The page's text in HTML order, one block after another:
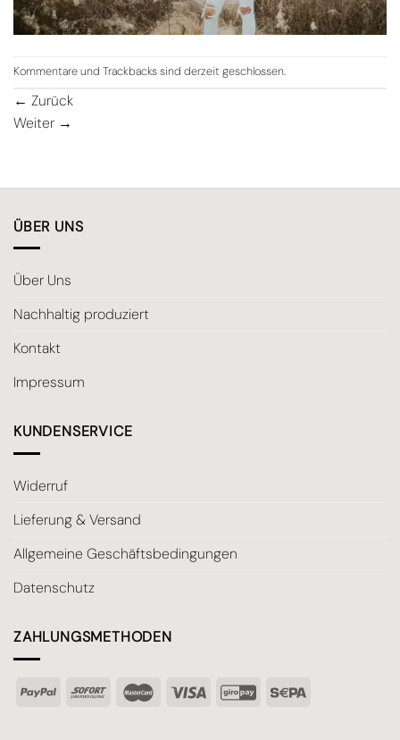
Kommentare und Trackbacks sind derzeit geschlossen.
← Zurück
Weiter →
ÜBER UNS
Über Uns
Nachhaltig produziert
Kontakt
Impressum
KUNDENSERVICE
Widerruf
Lieferung & Versand
Allgemeine Geschäftsbedingungen
Datenschutz
ZAHLUNGSMETHODEN